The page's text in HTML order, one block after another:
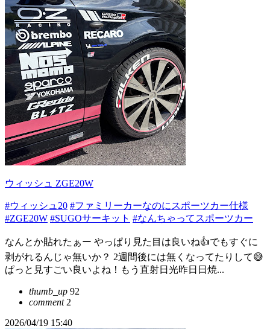
ウィッシュ ZGE20W
#ウィッシュ20 #ファミリーカーなのにスポーツカー仕様
#ZGE20W #SUGOサーキット #なんちゃってスポーツカー
なんとか貼れたぁー やっぱり見た目は良いね👍でもすぐに
剥がれるんじゃ無いか？ 2週間後には無くなってたりして😅
ぱっと見すごい良いよね！もう直射日光昨日日焼...
thumb_up 92
comment2
2026/04/19 15:40